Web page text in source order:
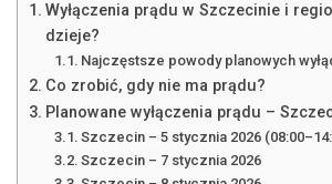
Wyłączenia prądu w Szczecinie i
dzieje?
Najczęstsze powody planowych
Co zrobić, gdy nie ma prądu?
Planowane wyłączenia prądu –
Szczecin – 5 stycznia 2026
Szczecin – 7 stycznia 2026